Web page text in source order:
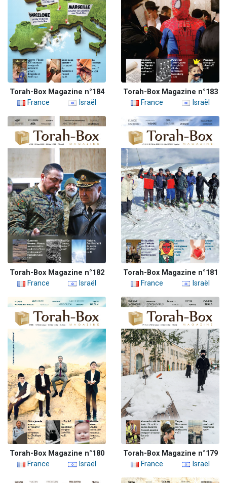
Torah-Box Magazine n°184
France
Israël
Torah-Box Magazine n°183
France
Israël
Torah-Box Magazine n°182
France
Israël
Torah-Box Magazine n°181
France
Israël
Torah-Box Magazine n°180
France
Israël
Torah-Box Magazine n°179
France
Israël